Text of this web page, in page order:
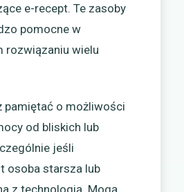
e-recept. Te zasoby
pomocne w
rozwiązaniu wielu
pamiętać o możliwości
od bliskich lub
jeśli
osoba starsza lub
z technologią. Mogą